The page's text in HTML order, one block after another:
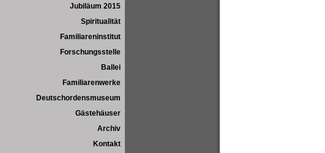
Jubiläum 2015
Spiritualität
Familiareninstitut
Forschungsstelle
Ballei
Familiarenwerke
Deutschordensmuseum
Gästehäuser
Archiv
Kontakt